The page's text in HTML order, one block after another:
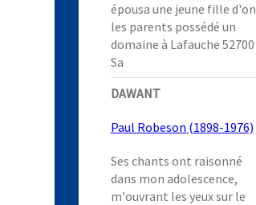
épousa une jeune fille d'on
les parents possédé un
domaine à Lafauche 52700
Sa
DAWANT
Paul Robeson (1898-1976)
Ses chants ont raisonné
dans mon adolescence,
m'ouvrant les yeux sur le